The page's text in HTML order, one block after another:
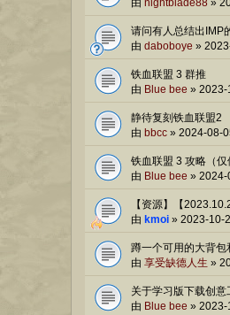
由 nightblade88 »
请问有人总结出IMP
由 daboboye »
铁血联盟 3 群推
由 Blue bee » 2023-
静待复刻铁血联盟2
由 bbcc » 2024-08-
铁血联盟 3 攻略（仅
由 Blue bee » 2024-
【资源】【
由 kmoi » 2023-10-
蹲一个可用的大背
由 享受缺德人生 »
关于学习版下载创意
由 Blue bee » 2023-